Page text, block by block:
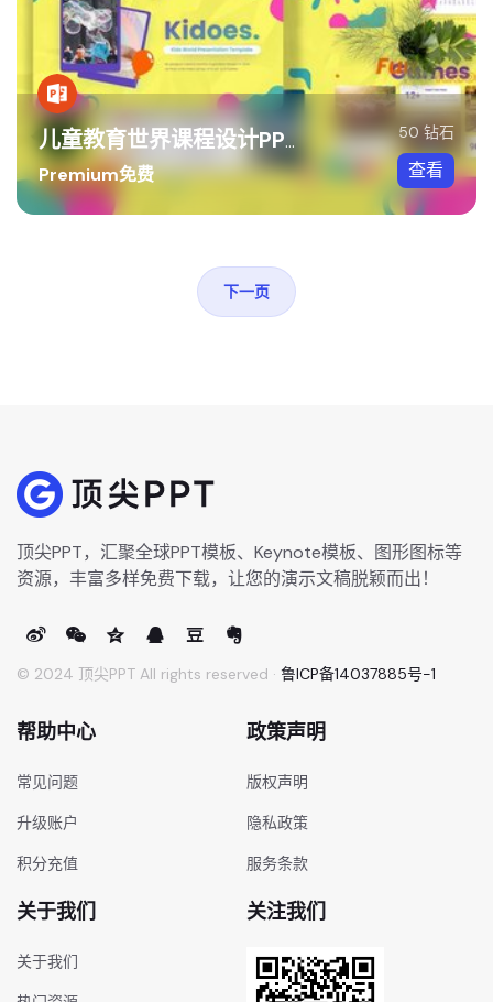
儿童教育世界课程设计PPT模板
Premium免费
50 钻石
查看
下一页
顶尖PPT，汇聚全球PPT模板、Keynote模板、图形图标等
资源，丰富多样免费下载，让您的演示文稿脱颖而出！
© 2024 顶尖PPT All rights reserved · 鲁ICP备14037885号-1
帮助中心
常见问题
升级账户
积分充值
政策声明
版权声明
隐私政策
服务条款
关于我们
关于我们
关注我们